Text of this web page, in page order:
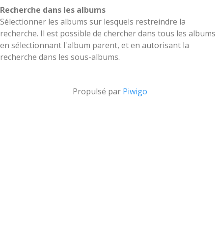
Recherche dans les albums
Sélectionner les albums sur lesquels restreindre la
recherche. Il est possible de chercher dans tous les albums
en sélectionnant l'album parent, et en autorisant la
recherche dans les sous-albums.
Propulsé par Piwigo